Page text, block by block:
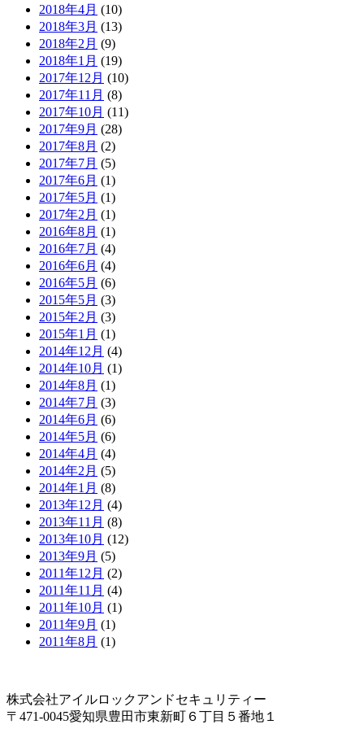
2018年4月 (10)
2018年3月 (13)
2018年2月 (9)
2018年1月 (19)
2017年12月 (10)
2017年11月 (8)
2017年10月 (11)
2017年9月 (28)
2017年8月 (2)
2017年7月 (5)
2017年6月 (1)
2017年5月 (1)
2017年2月 (1)
2016年8月 (1)
2016年7月 (4)
2016年6月 (4)
2016年5月 (6)
2015年5月 (3)
2015年2月 (3)
2015年1月 (1)
2014年12月 (4)
2014年10月 (1)
2014年8月 (1)
2014年7月 (3)
2014年6月 (6)
2014年5月 (6)
2014年4月 (4)
2014年2月 (5)
2014年1月 (8)
2013年12月 (4)
2013年11月 (8)
2013年10月 (12)
2013年9月 (5)
2011年12月 (2)
2011年11月 (4)
2011年10月 (1)
2011年9月 (1)
2011年8月 (1)
株式会社アイルロックアンドセキュリティー
〒471-0045愛知県豊田市東新町６丁目５番地１